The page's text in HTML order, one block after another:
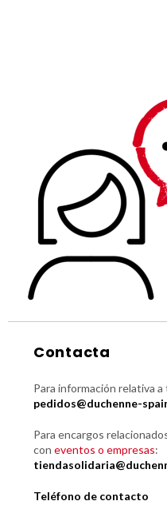
Contacta
Para información relativa a
pedidos@duchenne-
Para encargos
con eventos o empresas:
Teléfono de contacto